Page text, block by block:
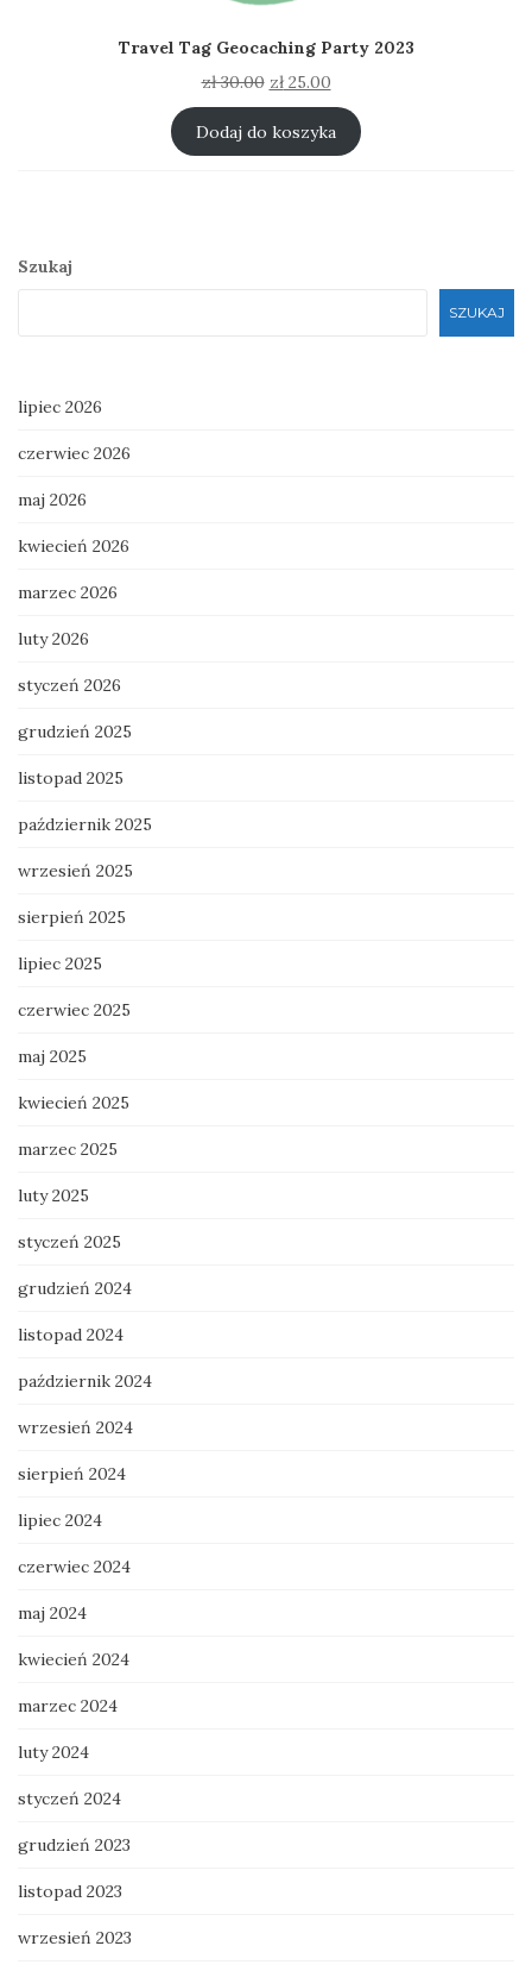
Travel Tag Geocaching Party 2023
zł30.00 Pierwotna
cena
wynosiła:
zł 30.00.
zł25.00Aktualna
cena
wynosi:
zł 25.00.
Dodaj do koszyka
Szukaj
SZUKAJ
lipiec 2026
czerwiec 2026
maj 2026
kwiecień 2026
marzec 2026
luty 2026
styczeń 2026
grudzień 2025
listopad 2025
październik 2025
wrzesień 2025
sierpień 2025
lipiec 2025
czerwiec 2025
maj 2025
kwiecień 2025
marzec 2025
luty 2025
styczeń 2025
grudzień 2024
listopad 2024
październik 2024
wrzesień 2024
sierpień 2024
lipiec 2024
czerwiec 2024
maj 2024
kwiecień 2024
marzec 2024
luty 2024
styczeń 2024
grudzień 2023
listopad 2023
wrzesień 2023